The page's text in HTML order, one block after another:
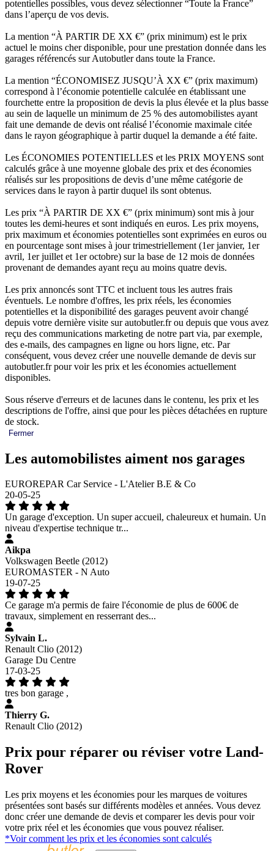
potentielles possibles, vous devez sélectionner “Toute la France”
dans l’aperçu de vos devis.
La mention “À PARTIR DE XX €” (prix minimum) est le prix
actuel le moins cher disponible, pour une prestation donnée dans les
garages référencés sur Autobutler dans toute la France.
La mention “ÉCONOMISEZ JUSQU’À XX €” (prix maximum)
correspond à l’économie potentielle calculée en établissant une
fourchette entre la proposition de devis la plus élevée et la plus basse
au sein de laquelle un minimum de 25 % des automobilistes ayant
fait une demande de devis ont réalisé l’économie maximale citée
dans le rayon géographique à partir duquel la demande a été faite.
Les ÉCONOMIES POTENTIELLES et les PRIX MOYENS sont
calculés grâce à une moyenne globale des prix et des économies
réalisés sur les propositions de devis d’une même catégorie de
services dans le rayon à partir duquel ils sont obtenus.
Les prix “À PARTIR DE XX €” (prix minimum) sont mis à jour
toutes les demi-heures et sont indiqués en euros. Les prix moyens,
prix maximum et économies potentielles sont exprimées en euros ou
en pourcentage sont mises à jour trimestriellement (1er janvier, 1er
avril, 1er juillet et 1er octobre) sur la base de 12 mois de données
provenant de demandes ayant reçu au moins quatre devis.
Les prix annoncés sont TTC et incluent tous les autres frais
éventuels. Le nombre d'offres, les prix réels, les économies
potentielles et la disponibilité des garages peuvent avoir changé
depuis votre dernière visite sur autobutler.fr ou depuis que vous avez
reçu des communications marketing de notre part via, par exemple,
des e-mails, des campagnes en ligne ou hors ligne, etc. Par
conséquent, vous devez créer une nouvelle demande de devis sur
autobutler.fr pour voir les prix et les économies actuellement
disponibles.
Sous réserve d'erreurs et de lacunes dans le contenu, les prix et les
descriptions de l'offre, ainsi que pour les pièces détachées en rupture
de stock.
Fermer
Les automobilistes aiment nos garages
EUROREPAR Car Service - L'Atelier B.E & Co
20-05-25
Un garage d'exception. Un super accueil, chaleureux et humain. Un
niveau d'expertise technique tr...
Aikpa
Volkswagen Beetle (2012)
EUROMASTER - N Auto
19-07-25
Ce garage m'a permis de faire l'économie de plus de 600€ de
travaux, simplement en resserrant des...
Sylvain L.
Renault Clio (2012)
Garage Du Centre
17-03-25
tres bon garage ,
Thierry G.
Renault Clio (2012)
Prix pour réparer ou réviser votre Land-
Rover
Les prix moyens et les économies pour les marques de voitures
présentées sont basés sur différents modèles et années. Vous devez
donc créer une demande de devis et comparer les devis pour voir
votre prix réel et les économies que vous pouvez réaliser.
*Voir comment les prix et les économies sont calculés